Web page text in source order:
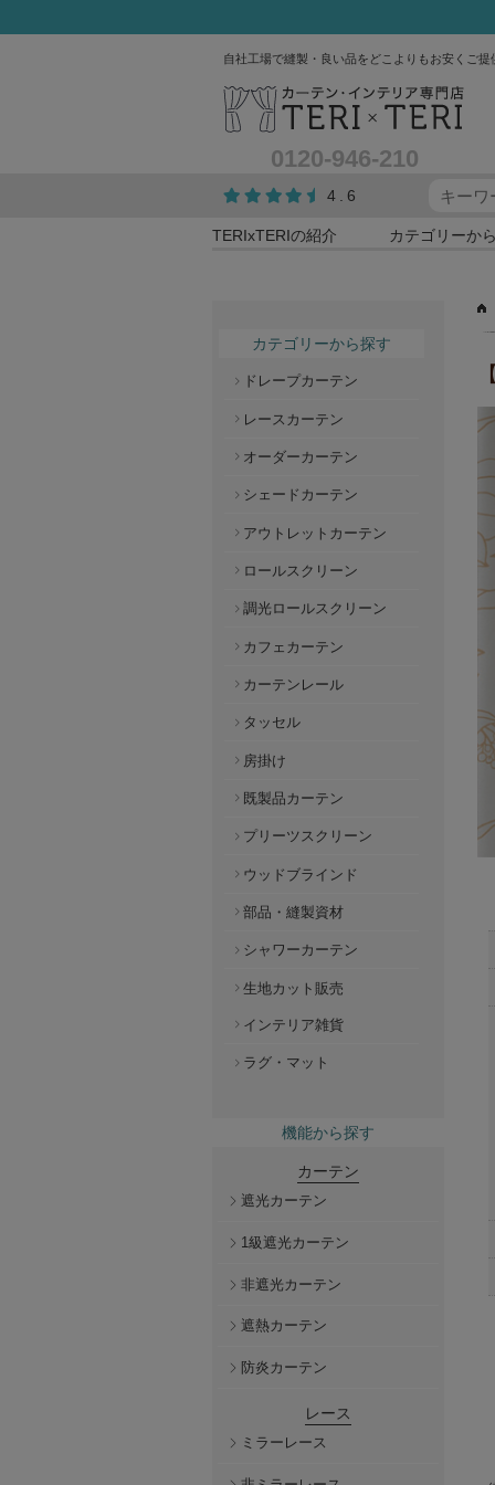
自社工場で縫製・良い品をどこよりもお安くご
0120-946-210
4.6
TERIxTERIの紹介 カテゴリーか
カテゴリーから探す
ドレープカーテン
レースカーテン
オーダーカーテン
シェードカーテン
アウトレットカーテン
ロールスクリーン
調光ロールスクリーン
カフェカーテン
カーテンレール
タッセル
房掛け
既製品カーテン
プリーツスクリーン
ウッドブラインド
部品・縫製資材
シャワーカーテン
生地カット販売
インテリア雑貨
ラグ・マット
機能から探す
カーテン
遮光カーテン
1級遮光カーテン
非遮光カーテン
遮熱カーテン
防炎カーテン
レース
ミラーレース